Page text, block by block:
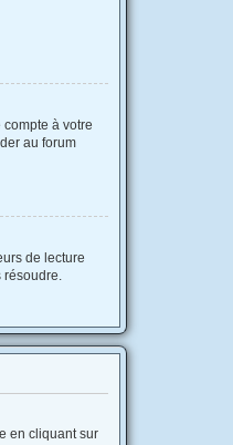
à votre
au forum
de lecture
résoudre.
en cliquant sur